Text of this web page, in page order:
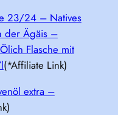
23/24 – Natives
der Ägäis –
Flasche mit
(*Affiliate Link)
extra –